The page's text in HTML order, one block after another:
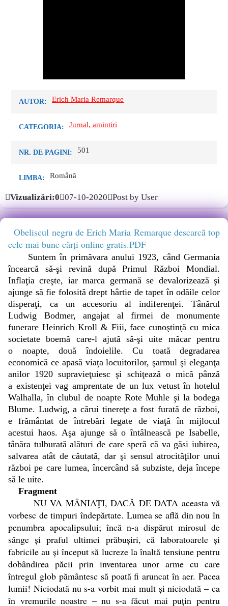
AUTOR: Erich Maria Remarque
CATEGORIA: Jurnal, amintiri
NR. DE PAGINI: 501
LIMBA: Română
Vizualizări:0 07-10-2020 Post by User
Obeliscul negru de Erich Maria Remarque descarcă top
cele mai bune cărţi online gratis.PDF
Suntem în primăvara anului 1923, când Germania
încearcă să-şi revină după Primul Război Mondial.
Inflaţia creşte, iar marca germană se devalorizează şi
ajunge să fie folosită drept hârtie de tapet în odăile celor
disperaţi, ca un accesoriu al indiferenţei. Tânărul
Ludwig Bodmer, angajat al firmei de monumente
funerare Heinrich Kroll & Fiii, face cunoştinţă cu mica
societate boemă care-l ajută să-şi uite măcar pentru
o noapte, două îndoielile. Cu toată degradarea
economică ce apasă viaţa locuitorilor, şarmul şi eleganţa
anilor 1920 supravieţuiesc şi schiţează o mică pânză
a existenţei vag amprentate de un lux vetust în hotelul
Walhalla, în clubul de noapte Rote Muhle şi la bodega
Blume. Ludwig, a cărui tinereţe a fost furată de război,
e frământat de întrebări legate de viaţă în mijlocul
acestui haos. Aşa ajunge să o întâlnească pe Isabelle,
tânăra tulburată alături de care speră că va găsi iubirea,
salvarea atât de căutată, dar şi sensul atrocităţilor unui
război pe care lumea, încercând să subziste, deja începe
să le uite.
Fragment
NU VA MÂNIAŢI, DACĂ DE DATA aceasta vă
vorbesc de timpuri îndepărtate. Lumea se află din nou în
penumbra apocalipsului; încă n-a dispărut mirosul de
sânge şi praful ultimei prăbuşiri, că laboratoarele şi
fabricile au şi început să lucreze la înaltă tensiune pentru
dobândirea păcii prin inventarea unor arme cu care
întregul glob pământesc să poată fi aruncat în aer. Pacea
lumii! Niciodată nu s-a vorbit mai mult şi niciodată – ca
în vremurile noastre – nu s-a făcut mai puţin pentru